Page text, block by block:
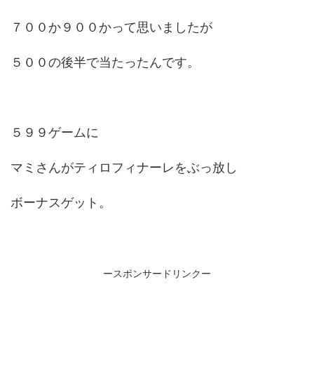
７００か９００かって思いましたが
５００の後半で当たったんです。
５９９ゲームに
マミさんがティロフィナーレをぶっ放し
ボーナスゲット。
ースポンサードリンクー